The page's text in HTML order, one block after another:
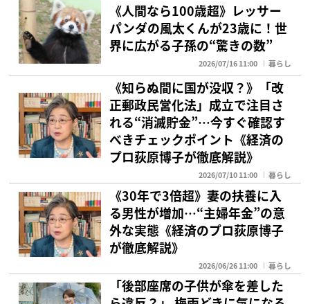
《人間なら100歳超》レッサー
パンダの風太くんが23歳に！世
界に広がる子孫の“驚きの数”
2026/07/16 11:00 暮らし
《知らぬ間に国が没収？》「改
正郵政民営化法」成立で注目さ
れる“消滅貯金”…今すぐ確認す
べきチェックポイント《経済の
プロ荻原博子が徹底解説》
2026/07/10 11:00 暮らし
《30年で3倍超》妻の扶養に入
る男性が増加…“主婦年金”の意
外な実態《経済のプロ荻原博子
が徹底解説》
2026/06/26 11:00 暮らし
「後部座席の子供が傘を差した